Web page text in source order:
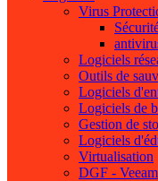
Virus
Logiciels
Outils de
Logiciels
Logiciels de
Gestion de
Logiciels
Virtualisation
DGF - Veeam